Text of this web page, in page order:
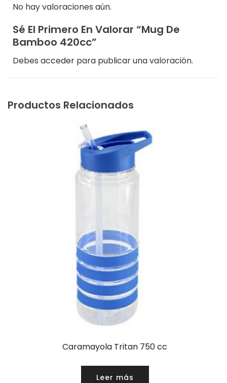
No hay valoraciones aún.
Sé El Primero En Valorar “Mug De
Bamboo 420cc”
Debes acceder para publicar una valoración.
Productos Relacionados
Caramayola Tritan 750 cc
Leer más